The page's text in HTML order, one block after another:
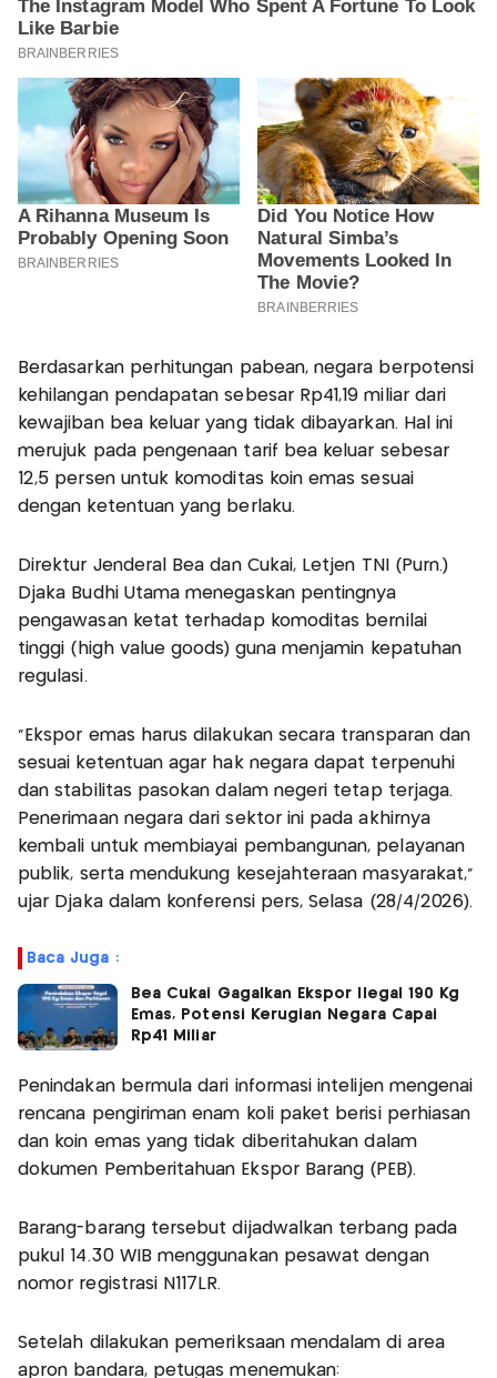
Berdasarkan perhitungan pabean, negara berpotensi
kehilangan pendapatan sebesar Rp41,19 miliar dari
kewajiban bea keluar yang tidak dibayarkan. Hal ini
merujuk pada pengenaan tarif bea keluar sebesar
12,5 persen untuk komoditas koin emas sesuai
dengan ketentuan yang berlaku.
Direktur Jenderal Bea dan Cukai, Letjen TNI (Purn.)
Djaka Budhi Utama menegaskan pentingnya
pengawasan ketat terhadap komoditas bernilai
tinggi (high value goods) guna menjamin kepatuhan
regulasi.
“Ekspor emas harus dilakukan secara transparan dan
sesuai ketentuan agar hak negara dapat terpenuhi
dan stabilitas pasokan dalam negeri tetap terjaga.
Penerimaan negara dari sektor ini pada akhirnya
kembali untuk membiayai pembangunan, pelayanan
publik, serta mendukung kesejahteraan masyarakat,”
ujar Djaka dalam konferensi pers, Selasa (28/4/2026).
Baca Juga :
Bea Cukai Gagalkan Ekspor Ilegal 190 Kg
Emas, Potensi Kerugian Negara Capai
Rp41 Miliar
Penindakan bermula dari informasi intelijen mengenai
rencana pengiriman enam koli paket berisi perhiasan
dan koin emas yang tidak diberitahukan dalam
dokumen Pemberitahuan Ekspor Barang (PEB).
Barang-barang tersebut dijadwalkan terbang pada
pukul 14.30 WIB menggunakan pesawat dengan
nomor registrasi N117LR.
Setelah dilakukan pemeriksaan mendalam di area
apron bandara, petugas menemukan: